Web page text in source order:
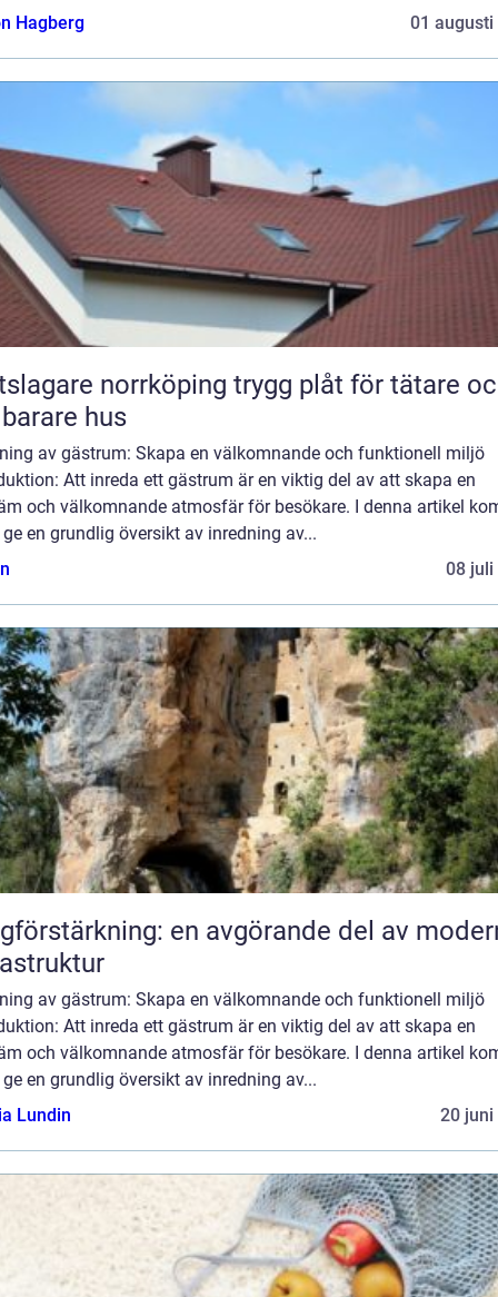
Hagberg
01 augusti
norrköping trygg plåt för tätare och
hus
av gästrum: Skapa en välkomnande och funktionell miljö
Att inreda ett gästrum är en viktig del av att skapa en
och välkomnande atmosfär för besökare. I denna artikel
en grundlig översikt av inredning av...
08 juli
en avgörande del av
av gästrum: Skapa en välkomnande och funktionell miljö
Att inreda ett gästrum är en viktig del av att skapa en
och välkomnande atmosfär för besökare. I denna artikel
en grundlig översikt av inredning av...
Lundin
20 juni